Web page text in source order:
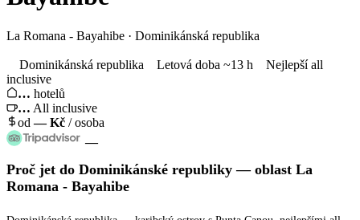
La Romana - Bayahibe · Dominikánská republika
Dominikánská republika Letová doba ~13 h
Nejlepší all
inclusive
… hotelů
… All inclusive
od—Kč / osoba
—
Proč jet do Dominikánské republiky — oblast La
Romana - Bayahibe